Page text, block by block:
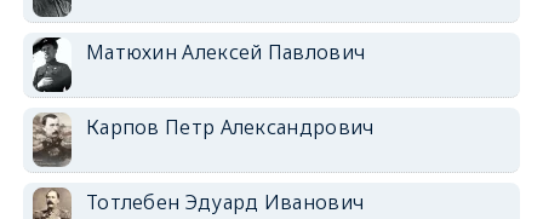
Матюхин Алексей Павлович
Карпов Петр Александрович
Тотлебен Эдуард Иванович